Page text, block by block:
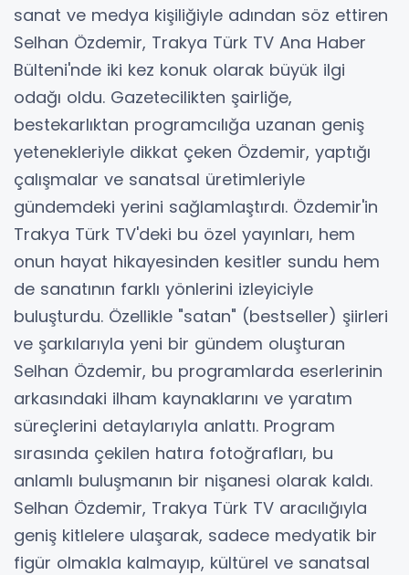
sanat ve medya kişiliğiyle adından söz ettiren
Selhan Özdemir, Trakya Türk TV Ana Haber
Bülteni'nde iki kez konuk olarak büyük ilgi
odağı oldu. Gazetecilikten şairliğe,
bestekarlıktan programcılığa uzanan geniş
yetenekleriyle dikkat çeken Özdemir, yaptığı
çalışmalar ve sanatsal üretimleriyle
gündemdeki yerini sağlamlaştırdı. Özdemir'in
Trakya Türk TV'deki bu özel yayınları, hem
onun hayat hikayesinden kesitler sundu hem
de sanatının farklı yönlerini izleyiciyle
buluşturdu. Özellikle "satan" (bestseller) şiirleri
ve şarkılarıyla yeni bir gündem oluşturan
Selhan Özdemir, bu programlarda eserlerinin
arkasındaki ilham kaynaklarını ve yaratım
süreçlerini detaylarıyla anlattı. Program
sırasında çekilen hatıra fotoğrafları, bu
anlamlı buluşmanın bir nişanesi olarak kaldı.
Selhan Özdemir, Trakya Türk TV aracılığıyla
geniş kitlelere ulaşarak, sadece medyatik bir
figür olmakla kalmayıp, kültürel ve sanatsal